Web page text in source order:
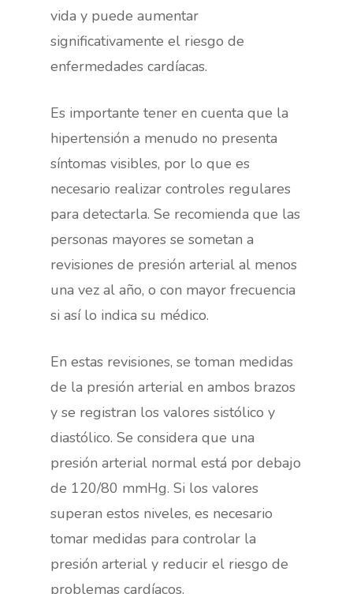
vida y puede aumentar
significativamente el riesgo de
enfermedades cardíacas.
Es importante tener en cuenta que la
hipertensión a menudo no presenta
síntomas visibles, por lo que es
necesario realizar controles regulares
para detectarla. Se recomienda que las
personas mayores se sometan a
revisiones de presión arterial al menos
una vez al año, o con mayor frecuencia
si así lo indica su médico.
En estas revisiones, se toman medidas
de la presión arterial en ambos brazos
y se registran los valores sistólico y
diastólico. Se considera que una
presión arterial normal está por debajo
de 120/80 mmHg. Si los valores
superan estos niveles, es necesario
tomar medidas para controlar la
presión arterial y reducir el riesgo de
problemas cardíacos.